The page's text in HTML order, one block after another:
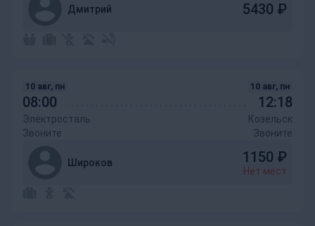
Дмитрий 5430 ₽
08:00
10 авг, пн
Электросталь
Звоните
12:18
10 авг, пн
Козельск
Звоните
Широков 1150 ₽
Нет мест